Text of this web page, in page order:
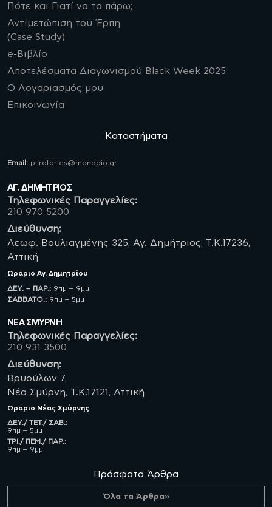
Πότε και Γιατί να τα πάρω;
Αντιμετώπιση του Έρπη
(Case Study)
e-Βιβλίο
Αποτελέσματα Διαγωνισμού Black Week 2025
Ο Λογαριασμός μου
Επικοινωνία
Καταστήματα
Email: plirofories@monobio.gr
ΑΓ. ΔΗΜΗΤΡΙΟΣ
Τηλεφωνικές Παραγγελίες:
210 970 5200
Διεύθυνση:
Λεωφ. Βουλιαγμένης 325, Αγ. Δημήτριος, Τ.Κ.17236,
Αττική
Ωράριο Αγ. Δημητρίου
ΔΕΥ. – ΠΑΡ.: 9πμ – 9μμ
ΣΑΒBATO.: 9πμ – 5μμ
ΝΈΑ ΣΜΥΡΝΗ
Τηλεφωνικές Παραγγελίες:
210 931 3500
Διεύθυνση:
Βρυούλων 7,
Νέα Σμύρνη, Τ.Κ.17121, Αττική
Ωράριο Νέας Σμύρνης
ΔΕΥ./ ΤΕΤ./ ΣΑΒ.:
9πμ – 5μμ
ΤΡΙ./ ΠΕΜ./ ΠΑΡ.:
9πμ – 9μμ
Πρόσφατα Άρθρα
Όλα τα Άρθρα»